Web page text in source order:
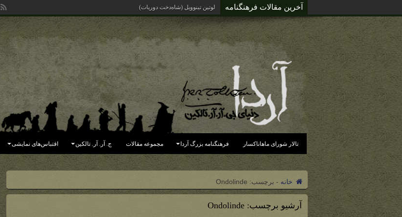
آخرین مقالات فرهنگنامه لوتین تینوویل (شاه‌دخت دوریات)
تالار شورای ماهاناکسار فرهنگنامه بزرگ آردا مجموعه مقالات ج. آر. آر. تالکین اقتباس‌های نمایشی
خانه - برچسب: Ondolinde
آرشیو برچسب:Ondolinde